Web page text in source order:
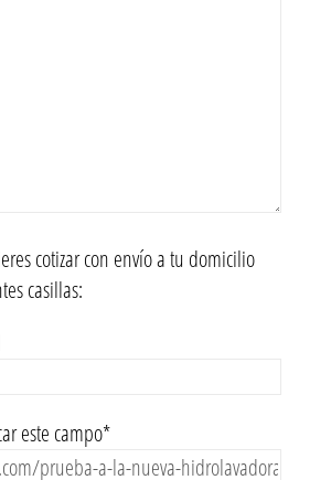
cotizar con envío a tu domicilio
casillas:
este campo*